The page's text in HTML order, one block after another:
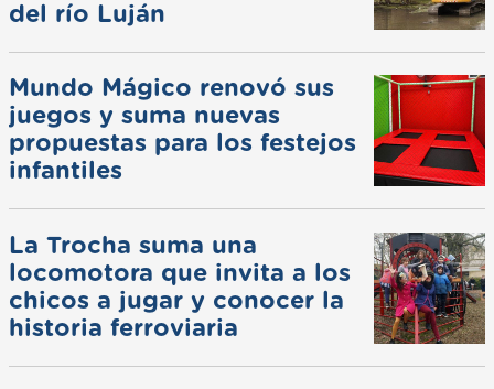
del río Luján
Mundo Mágico renovó sus
juegos y suma nuevas
propuestas para los festejos
infantiles
La Trocha suma una
locomotora que invita a los
chicos a jugar y conocer la
historia ferroviaria